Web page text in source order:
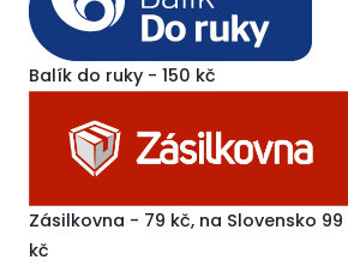
Balík do ruky - 150 kč
Zásilkovna - 79 kč, na Slovensko 99
kč